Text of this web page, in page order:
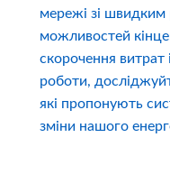
мережі зі
можливостей
скорочення витрат
роботи,
які пропонують
зміни нашого